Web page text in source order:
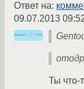
Ответ на:
09.07.2013
Ты что-